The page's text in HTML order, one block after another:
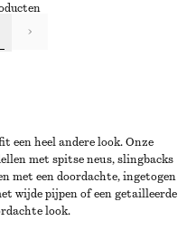
een heel andere look. Onze
met spitse neus, slingbacks
met een doordachte, ingetogen
wijde pijpen of een getailleerde
look.